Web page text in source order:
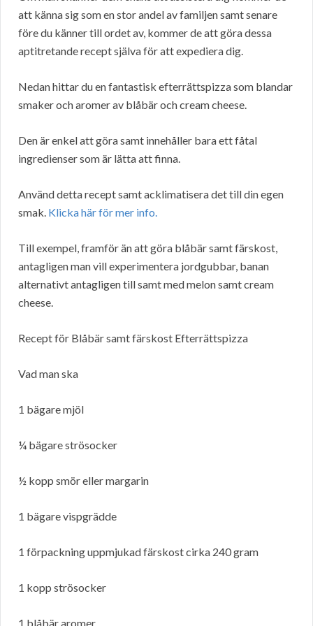
att känna sig som en stor andel av familjen samt senare
före du känner till ordet av, kommer de att göra dessa
aptitretande recept själva för att expediera dig.
Nedan hittar du en fantastisk efterrättspizza som blandar
smaker och aromer av blåbär och cream cheese.
Den är enkel att göra samt innehåller bara ett fåtal
ingredienser som är lätta att finna.
Använd detta recept samt acklimatisera det till din egen
smak. Klicka här för mer info.
Till exempel, framför än att göra blåbär samt färskost,
antagligen man vill experimentera jordgubbar, banan
alternativt antagligen till samt med melon samt cream
cheese.
Recept för Blåbär samt färskost Efterrättspizza
Vad man ska
1 bägare mjöl
¼ bägare strösocker
½ kopp smör eller margarin
1 bägare vispgrädde
1 förpackning uppmjukad färskost cirka 240 gram
1 kopp strösocker
1 blåbär aromer